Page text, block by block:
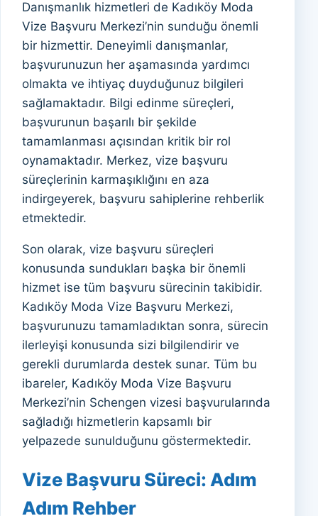
Danışmanlık hizmetleri de Kadıköy Moda
Vize Başvuru Merkezi’nin sunduğu önemli
bir hizmettir. Deneyimli danışmanlar,
başvurunuzun her aşamasında yardımcı
olmakta ve ihtiyaç duyduğunuz bilgileri
sağlamaktadır. Bilgi edinme süreçleri,
başvurunun başarılı bir şekilde
tamamlanması açısından kritik bir rol
oynamaktadır. Merkez, vize başvuru
süreçlerinin karmaşıklığını en aza
indirgeyerek, başvuru sahiplerine rehberlik
etmektedir.
Son olarak, vize başvuru süreçleri
konusunda sundukları başka bir önemli
hizmet ise tüm başvuru sürecinin takibidir.
Kadıköy Moda Vize Başvuru Merkezi,
başvurunuzu tamamladıktan sonra, sürecin
ilerleyişi konusunda sizi bilgilendirir ve
gerekli durumlarda destek sunar. Tüm bu
ibareler, Kadıköy Moda Vize Başvuru
Merkezi’nin Schengen vizesi başvurularında
sağladığı hizmetlerin kapsamlı bir
yelpazede sunulduğunu göstermektedir.
Vize Başvuru Süreci: Adım
Adım Rehber